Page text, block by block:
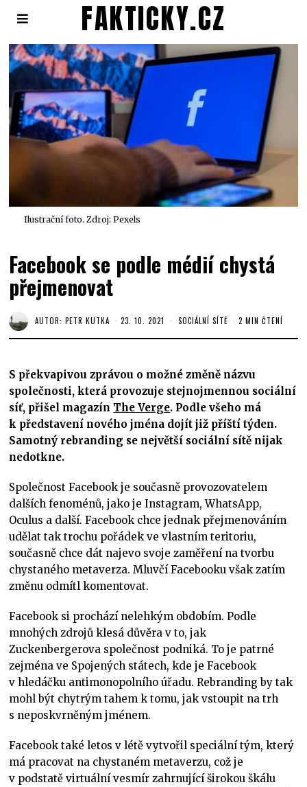
FAKTICKY.CZ
Ilustrační foto. Zdroj: Pexels
Facebook se podle médií chystá
přejmenovat
AUTOR:PETR KUTKA 23. 10. 2021 SOCIÁLNÍ SÍTĚ 2 MIN ČTENÍ
S překvapivou zprávou o možné změně názvu
společnosti, která provozuje stejnojmennou sociální
síť, přišel magazín The Verge. Podle všeho má
k představení nového jména dojít již příští týden.
Samotný rebranding se největší sociální sítě nijak
nedotkne.
Společnost Facebook je současně provozovatelem
dalších fenoménů, jako je Instagram, WhatsApp,
Oculus a další. Facebook chce jednak přejmenováním
udělat tak trochu pořádek ve vlastním teritoriu,
současně chce dát najevo svoje zaměření na tvorbu
chystaného metaverza. Mluvčí Facebooku však zatím
změnu odmítl komentovat.
Facebook si prochází nelehkým obdobím. Podle
mnohých zdrojů klesá důvěra v to, jak
Zuckenbergerova společnost podniká. To je patrné
zejména ve Spojených státech, kde je Facebook
v hledáčku antimonopolního úřadu. Rebranding by tak
mohl být chytrým tahem k tomu, jak vstoupit na trh
s neposkvrněným jménem.
Facebook také letos v létě vytvořil speciální tým, který
má pracovat na chystaném metaverzu, což je
v podstatě virtuální vesmír zahrnující širokou škálu